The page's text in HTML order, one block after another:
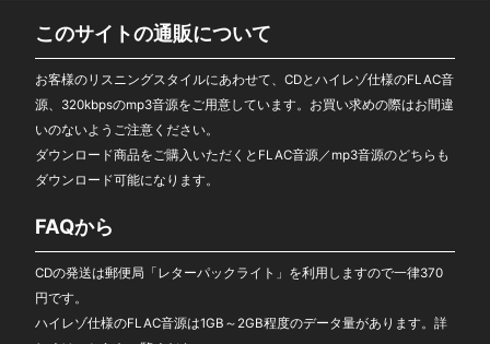
このサイトの通販について
お客様のリスニングスタイルにあわせて、CDとハイレゾ仕様のFLAC音
源、320kbpsのmp3音源をご用意しています。お買い求めの際はお間違
いのないようご注意ください。
ダウンロード商品をご購入いただくとFLAC音源／mp3音源のどちらも
ダウンロード可能になります。
FAQから
CDの発送は郵便局「レターパックライト」を利用しますので一律370
円です。
ハイレゾ仕様のFLAC音源は1GB～2GB程度のデータ量があります。 詳